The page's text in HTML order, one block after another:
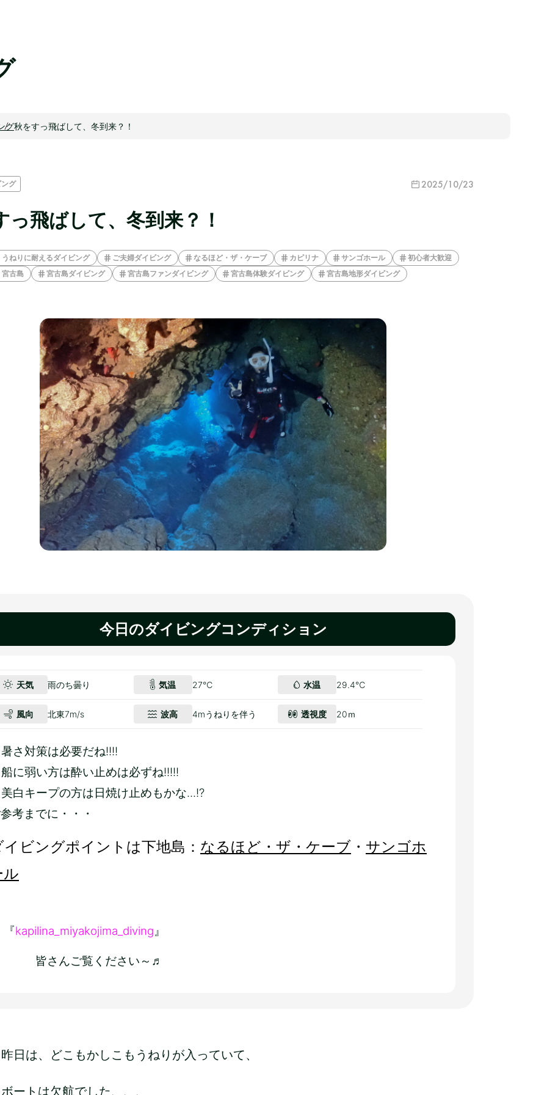
グ秋をすっ飛ばして、冬到来？！
グ 2025/10/23
っ飛ばして、冬到来？！
うねりに耐えるダイビング ご夫婦ダイビング なるほど・ザ・ケーブ カピリナ サンゴホール
初心者大歓迎
宮古島
宮古島ダイビング 宮古島ファンダイビング 宮古島体験ダイビング 宮古島地形ダイビング
今日のダイビングコンディション
天気 雨のち曇り 気温 27℃ 水温 29.4℃
風向 北東7m/s 波高 4mうねりを伴う 透視度 20ｍ
さ対策は必要だね!!!!
に弱い方は酔い止めは必ずね!!!!!
白キープの方は日焼け止めもかな...!?
考までに・・・
イビングポイントは下地島： なるほど・ザ・ケーブ ・ サンゴホ
ル
kapilina_miyakojima_diving』
さんご覧ください～♬
日は、どこもかしこもうねりが入っていて、
ートは欠航でした、、、